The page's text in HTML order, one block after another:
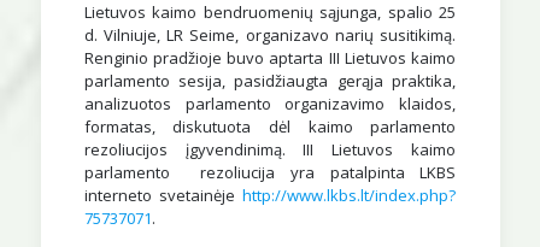
Lietuvos kaimo bendruomenių sąjunga, spalio 25
d. Vilniuje, LR Seime, organizavo narių susitikimą.
Renginio pradžioje buvo aptarta III Lietuvos kaimo
parlamento sesija, pasidžiaugta gerąja praktika,
analizuotos parlamento organizavimo klaidos,
formatas, diskutuota dėl kaimo parlamento
rezoliucijos įgyvendinimą. III Lietuvos kaimo
parlamento rezoliucija yra patalpinta LKBS
interneto svetainėjehttp://www.lkbs.lt/index.php?
75737071.